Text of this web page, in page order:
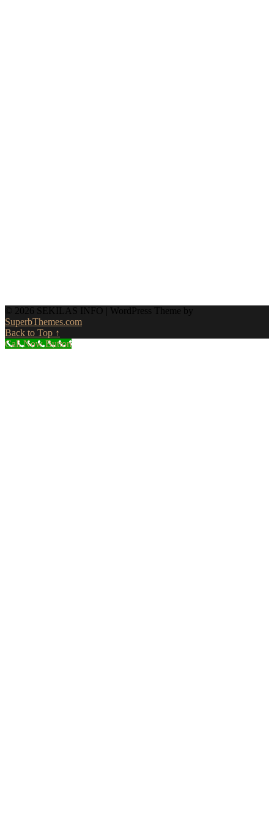
© 2026 SEKILAS INFO
| WordPress Theme by
SuperbThemes.com
Back to Top ↑
Call Now Button